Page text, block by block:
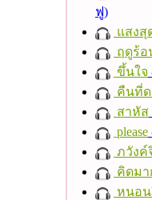
ฟู)
แสงสุ
ฤดูร้อ
ขึ้นใจ
คืนที่ด
สาหัส
please
ภวังค์
คิดมา
หนอน